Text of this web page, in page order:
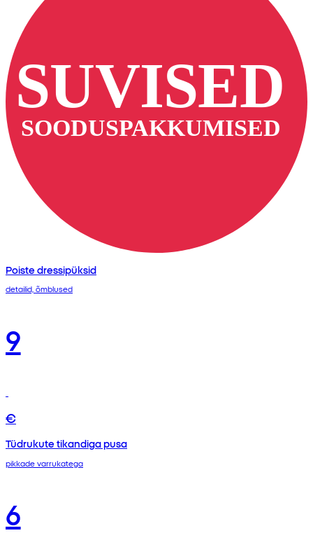
Poiste dressipüksid
detailid, õmblused
9
€
Tüdrukute tikandiga pusa
pikkade varrukatega
6